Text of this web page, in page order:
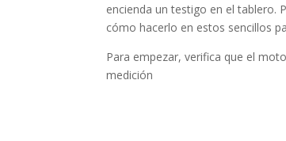
encienda un testigo en el tablero.
cómo hacerlo en estos sencillos
Para empezar, verifica que el
medición